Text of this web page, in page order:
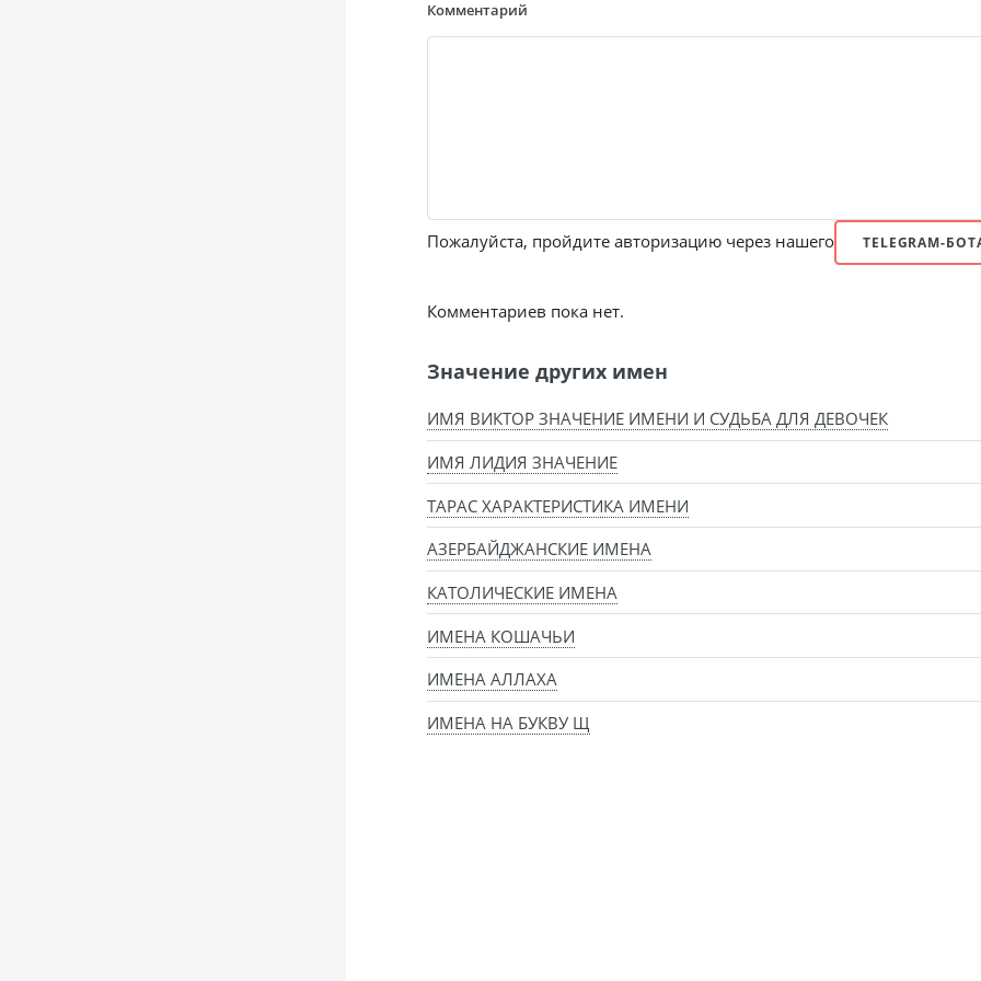
Комментарий
Пожалуйста, пройдите авторизацию через нашего TELEGRAM-
Комментариев пока нет.
Значение других имен
ИМЯ ВИКТОР ЗНАЧЕНИЕ ИМЕНИ И СУДЬБА ДЛЯ ДЕВОЧЕК
ИМЯ ЛИДИЯ ЗНАЧЕНИЕ
ТАРАС ХАРАКТЕРИСТИКА ИМЕНИ
АЗЕРБАЙДЖАНСКИЕ ИМЕНА
КАТОЛИЧЕСКИЕ ИМЕНА
ИМЕНА КОШАЧЬИ
ИМЕНА АЛЛАХА
ИМЕНА НА БУКВУ Щ